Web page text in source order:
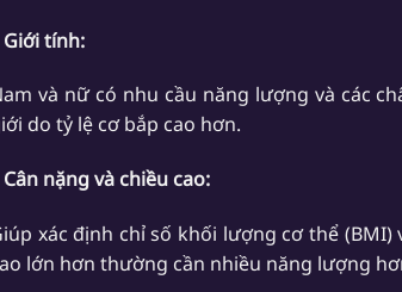
Giới tính:
và nữ có nhu cầu năng lượng và các
do tỷ lệ cơ bắp cao hơn.
Cân nặng và chiều cao:
xác định chỉ số khối lượng cơ thể
lớn hơn thường cần nhiều năng lượng